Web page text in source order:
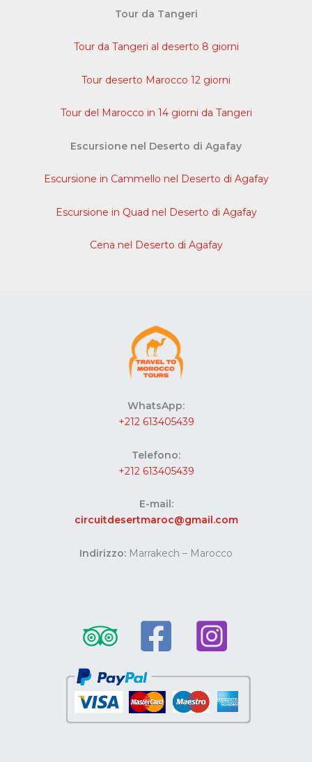
Tour da Tangeri
Tour da Tangeri al deserto 8 giorni
Tour deserto Marocco 12 giorni
Tour del Marocco in 14 giorni da Tangeri
Escursione nel Deserto di Agafay
Escursione in Cammello nel Deserto di Agafay
Escursione in Quad nel Deserto di Agafay
Cena nel Deserto di Agafay
WhatsApp:
+212 613405439
Telefono:
+212 613405439
E-mail:
circuitdesertmaroc@gmail.com
Indirizzo: Marrakech – Marocco